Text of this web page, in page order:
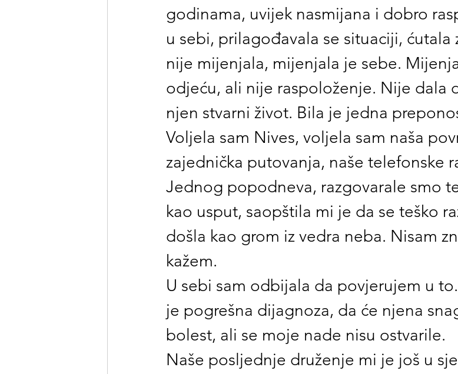
godinama, uvijek nasmijana i dobro
u sebi, prilagođavala se situaciji, ćutala
nije mijenjala, mijenjala je sebe.
odjeću, ali nije raspoloženje. Nije dala
njen stvarni život. Bila je jedna
Voljela sam Nives, voljela sam naša
zajednička putovanja, naše telefonske
Jednog popodneva, razgovarale smo
kao usput, saopštila mi je da se teško
došla kao grom iz vedra neba. Nisam
kažem.
U sebi sam odbijala da povjerujem u
je pogrešna dijagnoza, da će njena
bolest, ali se moje nade nisu ostvarile.
Naše posljednje druženje mi je još u